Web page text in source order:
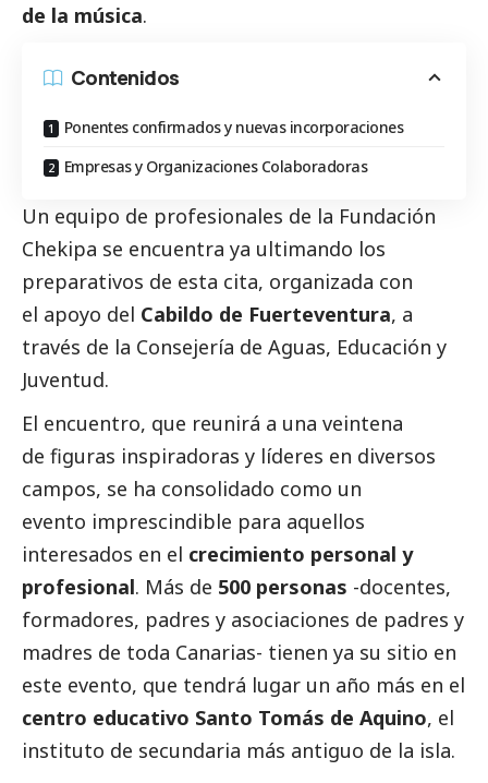
de la música.
Contenidos
Ponentes confirmados y nuevas incorporaciones
Empresas y Organizaciones Colaboradoras
Un equipo de profesionales de la Fundación
Chekipa se encuentra ya ultimando los
preparativos de esta cita, organizada con
el apoyo del Cabildo de Fuerteventura, a
través de la Consejería de Aguas, Educación y
Juventud.
El encuentro, que reunirá a una veintena
de figuras inspiradoras y líderes en diversos
campos, se ha consolidado como un
evento imprescindible para aquellos
interesados en el crecimiento personal y
profesional. Más de 500 personas -docentes,
formadores, padres y asociaciones de padres y
madres de toda Canarias- tienen ya su sitio en
este evento, que tendrá lugar un año más en el
centro educativo Santo Tomás de Aquino, el
instituto de secundaria más antiguo de la isla.